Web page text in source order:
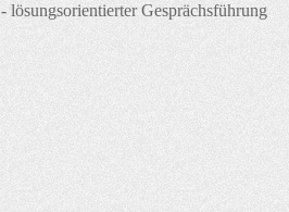
- lösungsorientierter Gesprächsführung